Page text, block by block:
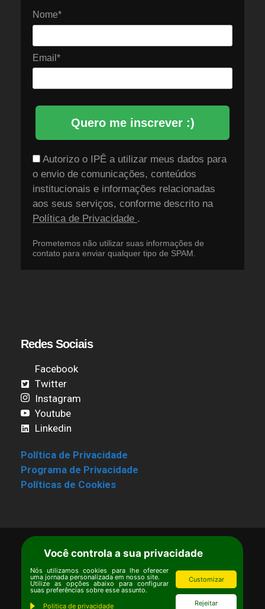
Nome*
Email*
Quero me inscrever :)
Autorizo o IPÊ a utilizar meus dados para
o envio de comunicações, conteúdos
institucionais e informações relacionadas
aos seus serviços, conforme descrito na
Política de Privacidade .
Prometemos não utilizar suas informações de
contato para enviar qualquer tipo de SPAM.
Redes Sociais
Facebook
Twitter
Instagram
Youtube
Linkedin
Política de Privacidade
Programa de Privacidade
Políticas de Cookies
Termos de Uso |Estatuto
Copyright © Ipê – Instituto de Pesquisas
Ecológicas.
Email:
ipe@ipe.org.br
Você controla a sua privacidade
Nós utilizamos cookies para lhe oferecer
uma jornada personalizada em nosso site.
Utilize as opções abaixo para configurar
suas preferências sobre esse assunto.
Politica de privacidade
Customizar
Rejeitar